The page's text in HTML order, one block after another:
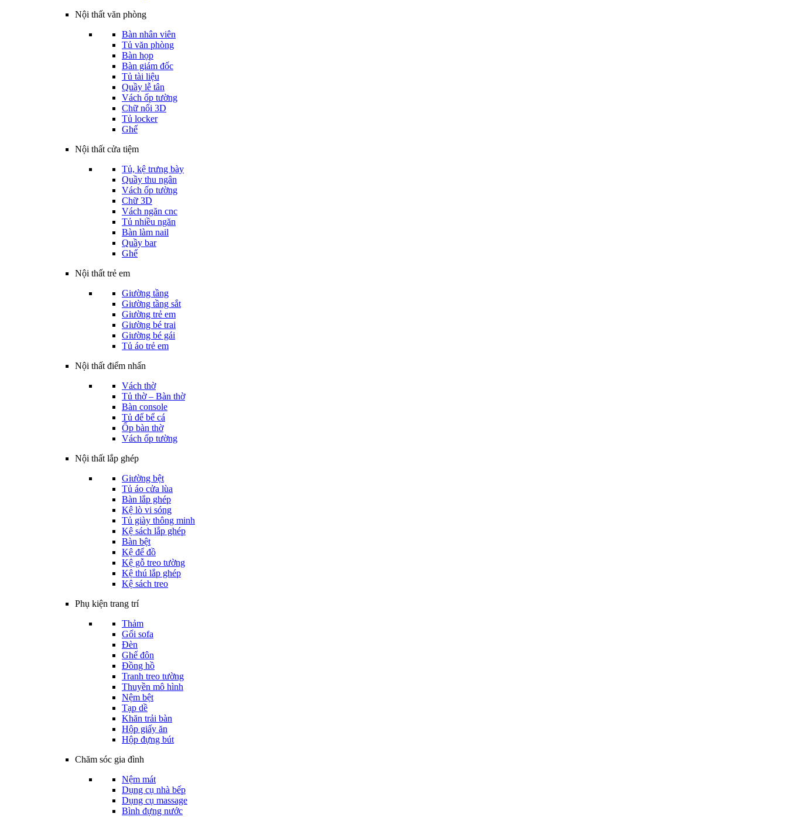
Nội thất văn phòng
Bàn nhân viên
Tủ văn phòng
Bàn họp
Bàn giám đốc
Tủ tài liệu
Quầy lễ tân
Vách ốp tường
Chữ nổi 3D
Tủ locker
Ghế
Nội thất cửa tiệm
Tủ, kệ trưng bày
Quầy thu ngân
Vách ốp tường
Chữ 3D
Vách ngăn cnc
Tủ nhiều ngăn
Bàn làm nail
Quầy bar
Ghế
Nội thất trẻ em
Giường tầng
Giường tầng sắt
Giường trẻ em
Giường bé trai
Giường bé gái
Tủ áo trẻ em
Nội thất điểm nhấn
Vách thờ
Tủ thờ – Bàn thờ
Bàn console
Tủ để bể cá
Ốp bàn thờ
Vách ốp tường
Nội thất lắp ghép
Giường bệt
Tủ áo cửa lùa
Bàn lắp ghép
Kệ lò vi sóng
Tủ giày thông minh
Kệ sách lắp ghép
Bàn bệt
Kệ để đồ
Kệ gỗ treo tường
Kệ thú lắp ghép
Kệ sách treo
Phụ kiện trang trí
Thảm
Gối sofa
Đèn
Ghế đôn
Đồng hồ
Tranh treo tường
Thuyền mô hình
Nệm bệt
Tạp dề
Khăn trải bàn
Hộp giấy ăn
Hộp đựng bút
Chăm sóc gia đình
Nệm mát
Dụng cụ nhà bếp
Dụng cụ massage
Bình đựng nước